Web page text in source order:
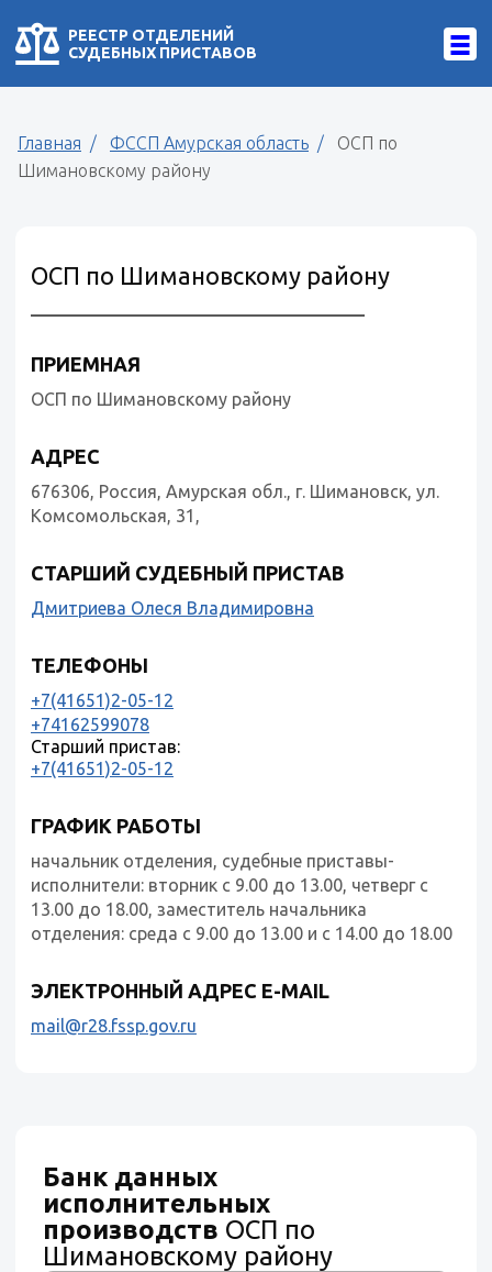
РЕЕСТР ОТДЕЛЕНИЙ
СУДЕБНЫХ ПРИСТАВОВ
Главная ФССП Амурская область
ОСП по
Шимановскому району
ОСП по Шимановскому району
ПРИЕМНАЯ
ОСП по Шимановскому району
АДРЕС
676306, Россия, Амурская обл., г. Шимановск, ул.
Комсомольская, 31,
СТАРШИЙ СУДЕБНЫЙ ПРИСТАВ
Дмитриева Олеся Владимировна
ТЕЛЕФОНЫ
+7(41651)2-05-12
+74162599078
Старший пристав:
+7(41651)2-05-12
ГРАФИК РАБОТЫ
начальник отделения, судебные приставы-
исполнители: вторник с 9.00 до 13.00, четверг с
13.00 до 18.00, заместитель начальника
отделения: среда с 9.00 до 13.00 и с 14.00 до 18.00
ЭЛЕКТРОННЫЙ АДРЕС E-MAIL
mail@r28.fssp.gov.ru
Банк данных
исполнительных
производств ОСП по
Шимановскому району